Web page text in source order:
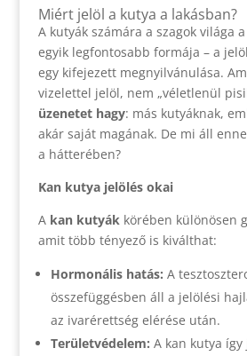
Miért jelöl a kutya a lakásban?
A kutyák számára a szagok világa
egyik legfontosabb formája – a
egy kifejezett megnyilvánulása.
vizelettel jelöl, nem „véletlenül
üzenetet hagy: más kutyáknak,
akár saját magának. De mi áll
a hátterében?
Kan kutya jelölés okai
A kan kutyákkörében különösen
amit több tényező is kiválthat:
Hormonális hatás: A
összefüggésben áll a jelölési
az ivarérettség elérése után.
Területvédelem: A kan kutya így